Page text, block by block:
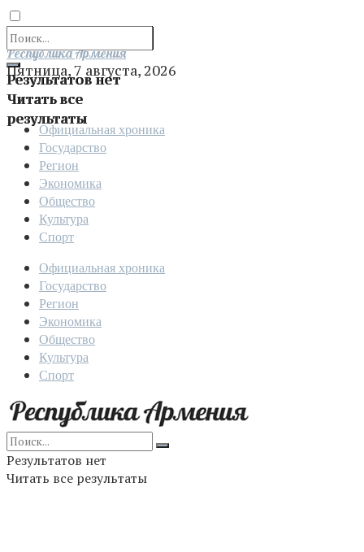
Результатов нет
Читать все
результаты
Отправить
Республика Армения
Пятница, 7 августа, 2026
Официальная хроника
Государство
Регион
Экономика
Общество
Культура
Спорт
Официальная хроника
Государство
Регион
Экономика
Общество
Культура
Спорт
Результатов нет
Читать все результаты